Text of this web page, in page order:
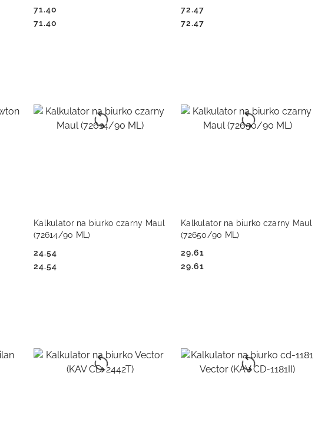
Cena:
71.40
Cena:
71.40 Cena:
72.47
Cena:
72.47
Kalkulator na biurko czarny Maul
(72614/90 ML)
Cena:
24.54
Cena:
24.54
PRODUKT NIEDOSTĘPNY
Kalkulator na biurko czarny Maul
(72650/90 ML)
Cena:
29.61
Cena:
29.61
PRODUKT NIEDOSTĘPNY